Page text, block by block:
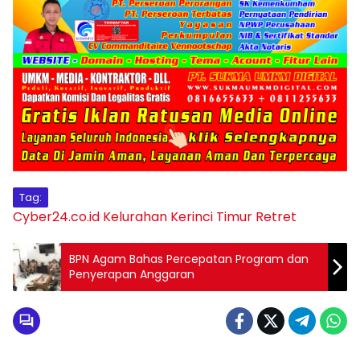
Tag:
Cyber24.co.id Kelurahan Kerinci Timur Retret
BPN Agam Bahas Percepatan Program dan
Penyerapan Anggaran